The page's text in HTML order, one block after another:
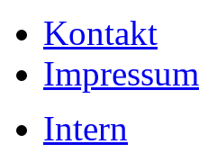
Kontakt
Impressum
Intern